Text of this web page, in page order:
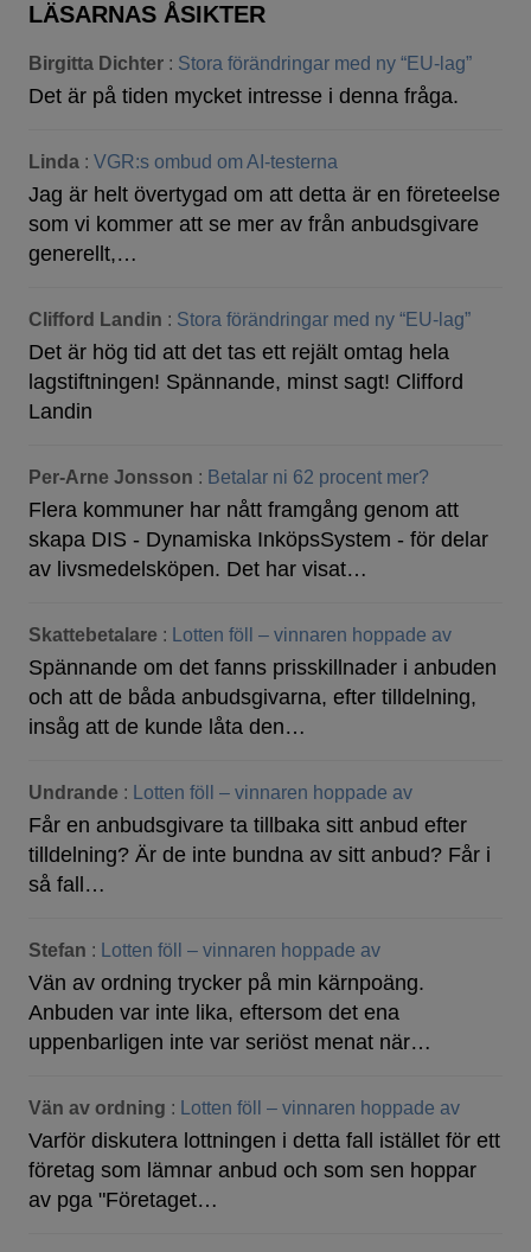
LÄSARNAS ÅSIKTER
Birgitta Dichter : Stora förändringar med ny “EU-lag”
Det är på tiden mycket intresse i denna fråga.
Linda : VGR:s ombud om AI-testerna
Jag är helt övertygad om att detta är en företeelse
som vi kommer att se mer av från anbudsgivare
generellt,…
Clifford Landin : Stora förändringar med ny “EU-lag”
Det är hög tid att det tas ett rejält omtag hela
lagstiftningen! Spännande, minst sagt! Clifford
Landin
Per-Arne Jonsson : Betalar ni 62 procent mer?
Flera kommuner har nått framgång genom att
skapa DIS - Dynamiska InköpsSystem - för delar
av livsmedelsköpen. Det har visat…
Skattebetalare : Lotten föll – vinnaren hoppade av
Spännande om det fanns prisskillnader i anbuden
och att de båda anbudsgivarna, efter tilldelning,
insåg att de kunde låta den…
Undrande : Lotten föll – vinnaren hoppade av
Får en anbudsgivare ta tillbaka sitt anbud efter
tilldelning? Är de inte bundna av sitt anbud? Får i
så fall…
Stefan : Lotten föll – vinnaren hoppade av
Vän av ordning trycker på min kärnpoäng.
Anbuden var inte lika, eftersom det ena
uppenbarligen inte var seriöst menat när…
Vän av ordning : Lotten föll – vinnaren hoppade av
Varför diskutera lottningen i detta fall istället för ett
företag som lämnar anbud och som sen hoppar
av pga "Företaget…